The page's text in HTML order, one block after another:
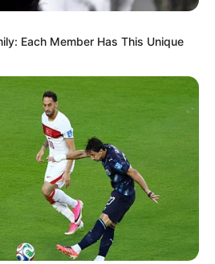
Each Member Has This Unique